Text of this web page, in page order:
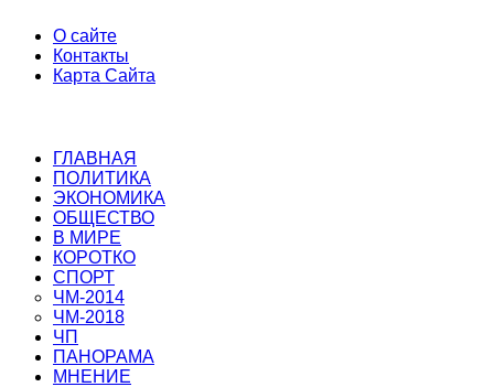
О сайте
Контакты
Карта Сайта
ГЛАВНАЯ
ПОЛИТИКА
ЭКОНОМИКА
ОБЩЕСТВО
В МИРЕ
КОРОТКО
СПОРТ
ЧМ-2014
ЧМ-2018
ЧП
ПАНОРАМА
МНЕНИЕ